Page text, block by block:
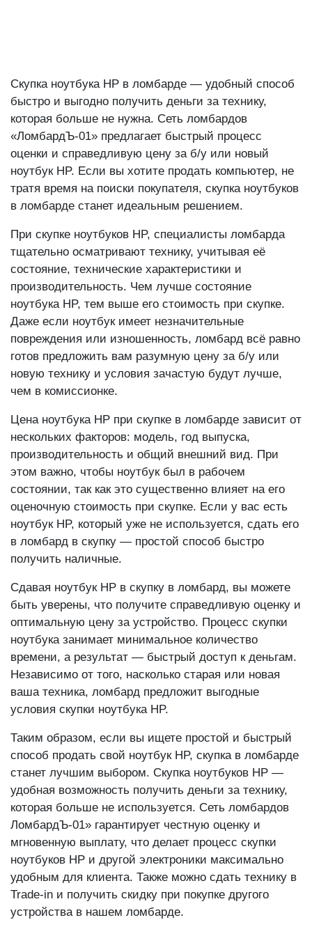
Скупка ноутбука HP в ломбарде — удобный способ
быстро и выгодно получить деньги за технику,
которая больше не нужна. Сеть ломбардов
«ЛомбардЪ-01» предлагает быстрый процесс
оценки и справедливую цену за б/у или новый
ноутбук HP. Если вы хотите продать компьютер, не
тратя время на поиски покупателя, скупка ноутбуков
в ломбарде станет идеальным решением.
При скупке ноутбуков HP, специалисты ломбарда
тщательно осматривают технику, учитывая её
состояние, технические характеристики и
производительность. Чем лучше состояние
ноутбука HP, тем выше его стоимость при скупке.
Даже если ноутбук имеет незначительные
повреждения или изношенность, ломбард всё равно
готов предложить вам разумную цену за б/у или
новую технику и условия зачастую будут лучше,
чем в комиссионке.
Цена ноутбука HP при скупке в ломбарде зависит от
нескольких факторов: модель, год выпуска,
производительность и общий внешний вид. При
этом важно, чтобы ноутбук был в рабочем
состоянии, так как это существенно влияет на его
оценочную стоимость при скупке. Если у вас есть
ноутбук HP, который уже не используется, сдать его
в ломбард в скупку — простой способ быстро
получить наличные.
Сдавая ноутбук HP в скупку в ломбард, вы можете
быть уверены, что получите справедливую оценку и
оптимальную цену за устройство. Процесс скупки
ноутбука занимает минимальное количество
времени, а результат — быстрый доступ к деньгам.
Независимо от того, насколько старая или новая
ваша техника, ломбард предложит выгодные
условия скупки ноутбука HP.
Таким образом, если вы ищете простой и быстрый
способ продать свой ноутбук HP, скупка в ломбарде
станет лучшим выбором. Скупка ноутбуков HP —
удобная возможность получить деньги за технику,
которая больше не используется. Сеть ломбардов
ЛомбардЪ-01» гарантирует честную оценку и
мгновенную выплату, что делает процесс скупки
ноутбуков HP и другой электроники максимально
удобным для клиента. Также можно сдать технику в
Trade-in и получить скидку при покупке другого
устройства в нашем ломбарде.